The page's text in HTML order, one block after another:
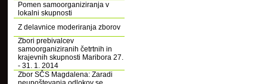
Pomen samoorganiziranja v
lokalni skupnosti
Z delavnice moderiranja zborov
Zbori prebivalcev
samoorganiziranih četrtnih in
krajevnih skupnosti Maribora 27.
- 31. 1. 2014
Zbor SČS Magdalena: Zaradi